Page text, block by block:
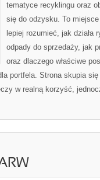
tematyce recyklingu oraz
się do odzysku. To
lepiej rozumieć, jak działa
odpady do sprzedaży, jak
oraz dlaczego właściwe
portfela. Strona skupia
w realną korzyść,